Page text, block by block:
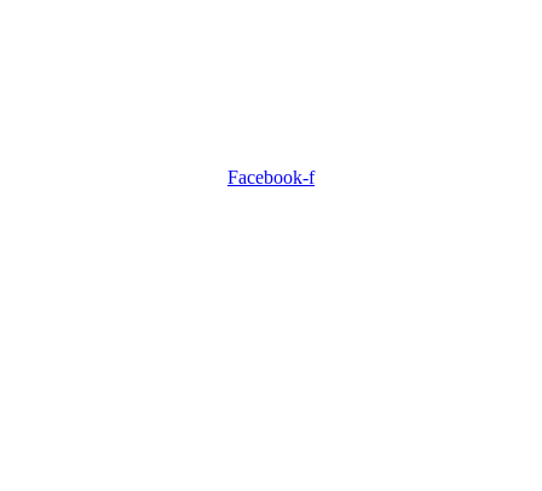
Facebook-f